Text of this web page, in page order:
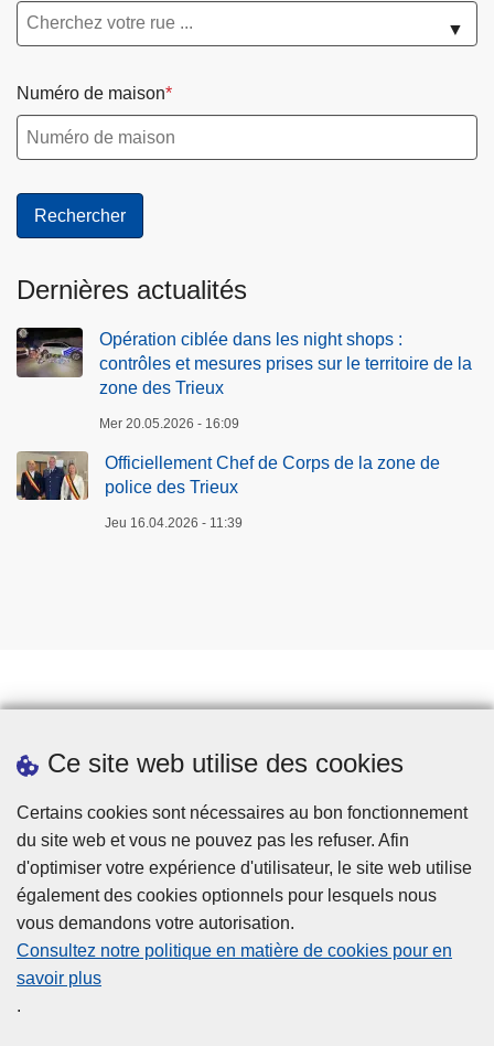
Ce site web utilise des cookies
Certains cookies sont nécessaires au bon fonctionnement
du site web et vous ne pouvez pas les refuser. Afin
d'optimiser votre expérience d'utilisateur, le site web utilise
également des cookies optionnels pour lesquels nous
vous demandons votre autorisation.
Consultez notre politique en matière de cookies pour en
savoir plus
.
▼
Numéro de maison
Dernières actualités
Opération ciblée dans les night shops :
contrôles et mesures prises sur le territoire de la
zone des Trieux
Mer 20.05.2026 - 16:09
Officiellement Chef de Corps de la zone de
police des Trieux
Jeu 16.04.2026 - 11:39
Téléchargements
Presse